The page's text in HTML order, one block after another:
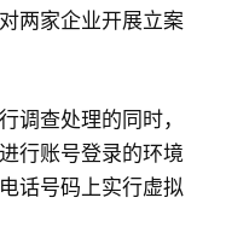
两家企业开展立案
调查处理的同时，
行账号登录的环境
话号码上实行虚拟